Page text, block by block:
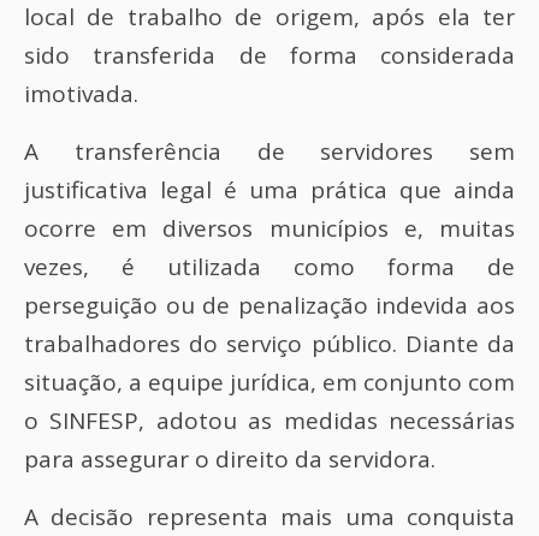
local de trabalho de origem, após ela ter
sido transferida de forma considerada
imotivada.
A transferência de servidores sem
justificativa legal é uma prática que ainda
ocorre em diversos municípios e, muitas
vezes, é utilizada como forma de
perseguição ou de penalização indevida aos
trabalhadores do serviço público. Diante da
situação, a equipe jurídica, em conjunto com
o SINFESP, adotou as medidas necessárias
para assegurar o direito da servidora.
A decisão representa mais uma conquista